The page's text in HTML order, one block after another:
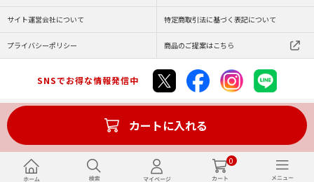
0
カートに入れる
サイト運営会社について 特定商取引法に基づく表記について
プライバシーポリシー 商品のご提案はこちら
SNSでお得な情報発信中